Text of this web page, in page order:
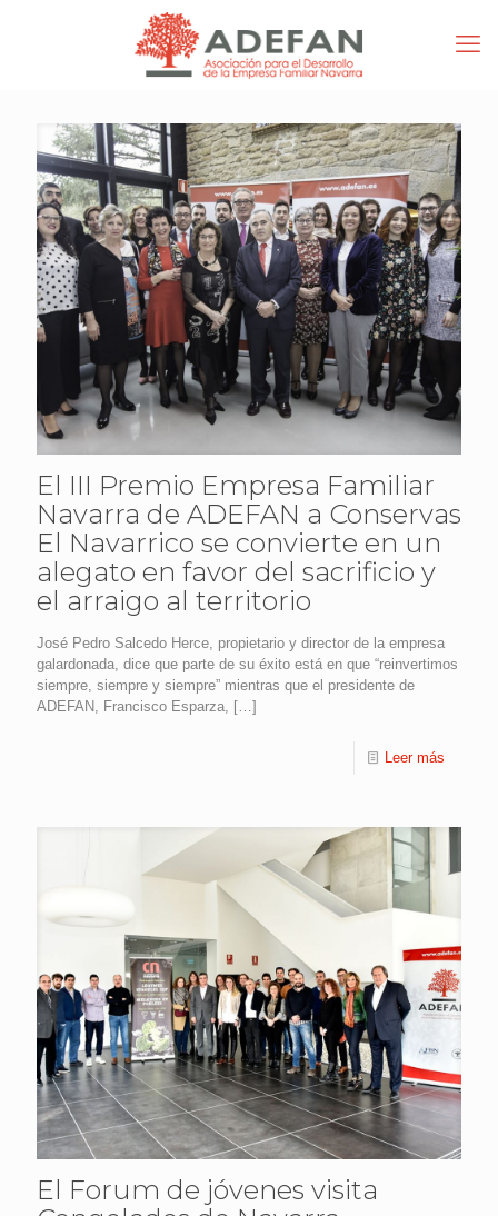
El III Premio Empresa Familiar
Navarra de ADEFAN a Conservas
El Navarrico se convierte en un
alegato en favor del sacrificio y
el arraigo al territorio
José Pedro Salcedo Herce, propietario y director de la empresa
galardonada, dice que parte de su éxito está en que “reinvertimos
siempre, siempre y siempre” mientras que el presidente de
ADEFAN, Francisco Esparza, […]
Leer más
El Forum de jóvenes visita